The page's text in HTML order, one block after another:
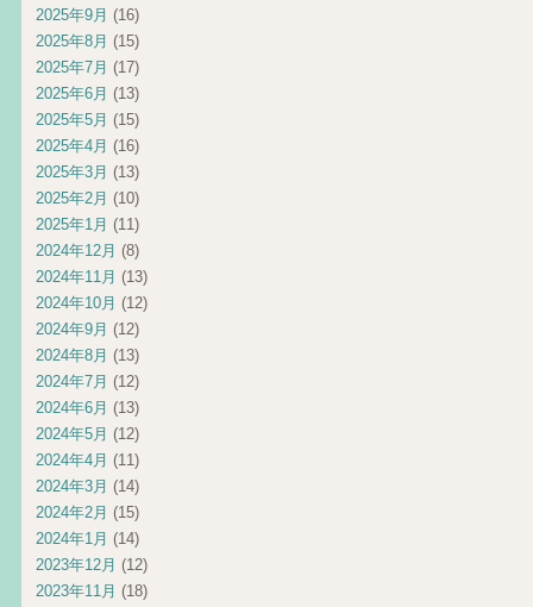
2025年9月 (16)
2025年8月 (15)
2025年7月 (17)
2025年6月 (13)
2025年5月 (15)
2025年4月 (16)
2025年3月 (13)
2025年2月 (10)
2025年1月 (11)
2024年12月 (8)
2024年11月 (13)
2024年10月 (12)
2024年9月 (12)
2024年8月 (13)
2024年7月 (12)
2024年6月 (13)
2024年5月 (12)
2024年4月 (11)
2024年3月 (14)
2024年2月 (15)
2024年1月 (14)
2023年12月 (12)
2023年11月 (18)